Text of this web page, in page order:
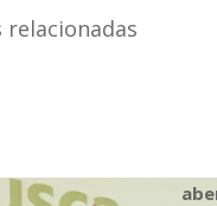
relacionadas